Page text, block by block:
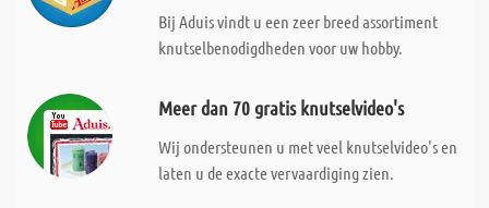
Bij Aduis vindt u een zeer breed assortiment
knutselbenodigdheden voor uw hobby.
Meer dan 70 gratis knutselvideo's
Wij ondersteunen u met veel knutselvideo's en
laten u de exacte vervaardiging zien.